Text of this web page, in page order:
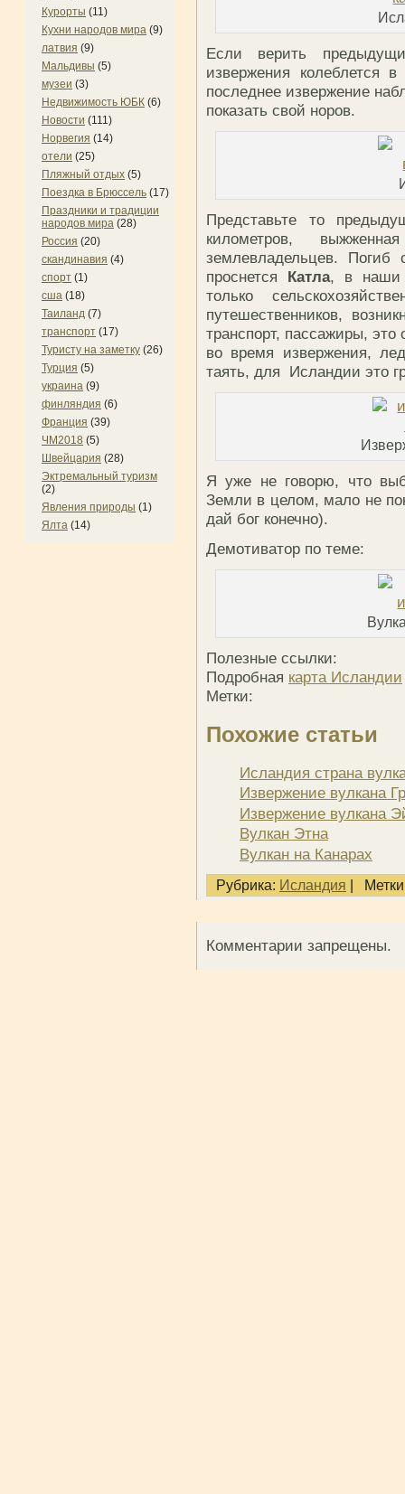
Курорты (11)
Кухни народов мира (9)
латвия (9)
Мальдивы (5)
музеи (3)
Недвижимость ЮБК (6)
Новости (111)
Норвегия (14)
отели (25)
Пляжный отдых (5)
Поездка в Брюссель (17)
Праздники и традиции
народов мира (28)
Россия (20)
скандинавия (4)
спорт (1)
сша (18)
Таиланд (7)
транспорт (17)
Туристу на заметку (26)
Турция (5)
украина (9)
финляндия (6)
Франция (39)
ЧМ2018 (5)
Швейцария (28)
Эктремальный туризм
(2)
Явления природы (1)
Ялта (14)
Если верить
извержения колеблется
последнее извержение
показать свой норов.
Представьте то
километров,
землевладельцев. Погиб
проснется Катла, в наши
только
путешественников,
транспорт, пассажиры,
во время извержения,
таять, для Исландии это
Я уже не говорю, что
Земли в целом, мало не
дай бог конечно).
Демотиватор по теме:
Полезные ссылки:
Подробная карта Исландии
Метки:
Похожие статьи
Исландия страна
Извержение вулкана
Извержение вулкана
Вулкан Этна
Вулкан на Канарах
Рубрика: Исландия |
Комментарии запрещены.